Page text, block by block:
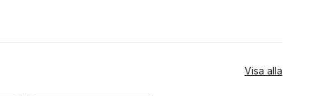
Visa alla